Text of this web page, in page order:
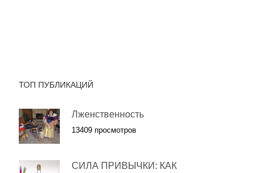
ТОП ПУБЛИКАЦИЙ
Лженственность
13409 просмотров
СИЛА ПРИВЫЧКИ: КАК